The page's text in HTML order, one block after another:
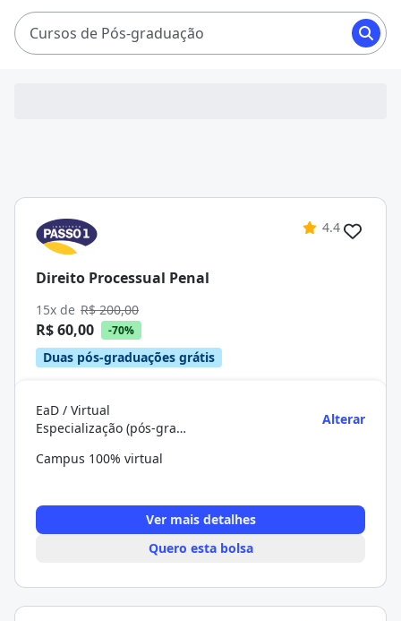
Cursos de Pós-graduação
4.4
Direito Processual Penal
15x de R$ 200,00
R$ 60,00 -70%
Duas pós-graduações grátis
EaD / Virtual
Especialização (pós-graduação)
Alterar
Campus 100% virtual
Ver mais detalhes
Quero esta bolsa